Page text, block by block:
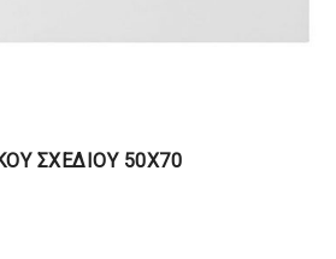
ΣΧΕΔΙΟΥ 50Χ70